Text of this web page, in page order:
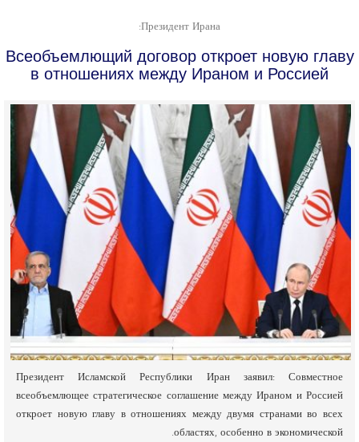
Президент Ирана:
Всеобъемлющий договор откроет новую главу
в отношениях между Ираном и Россией
Президент Исламской Республики Иран заявил: Совместное
всеобъемлющее стратегическое соглашение между Ираном и Россией
откроет новую главу в отношениях между двумя странами во всех
областях, особенно в экономической.